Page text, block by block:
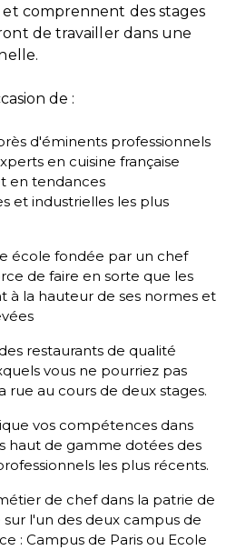
et comprennent des stages
de travailler dans une
de :
d'éminents professionnels
en cuisine française
en tendances
et industrielles les plus
école fondée par un chef
de faire en sorte que les
à la hauteur de ses normes et
restaurants de qualité
vous ne pourriez pas
rue au cours de deux stages.
vos compétences dans
haut de gamme dotées des
les plus récents.
de chef dans la patrie de
l'un des deux campus de
: Campus de Paris ou Ecole